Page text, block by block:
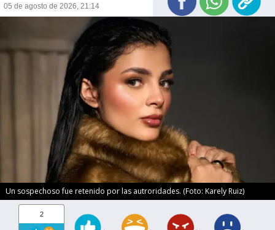
05 de agosto de 2026, 21:14
Un sospechoso fue retenido por las autroridades. (Foto: Karely Ruiz)
2